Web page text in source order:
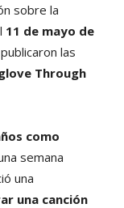
sobre la
11 de mayo de
las
Through
como
semana
una
una canción